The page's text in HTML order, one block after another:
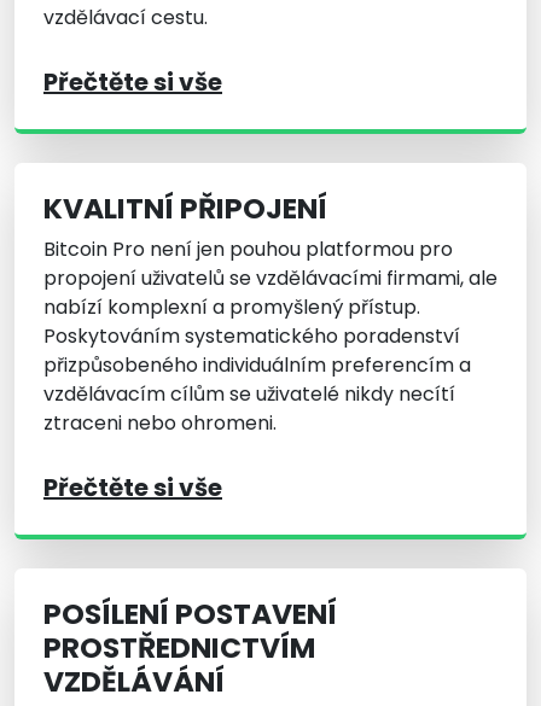
vzdělávací cestu.
Přečtěte si vše
KVALITNÍ PŘIPOJENÍ
Bitcoin Pro není jen pouhou platformou pro
propojení uživatelů se vzdělávacími firmami, ale
nabízí komplexní a promyšlený přístup.
Poskytováním systematického poradenství
přizpůsobeného individuálním preferencím a
vzdělávacím cílům se uživatelé nikdy necítí
ztraceni nebo ohromeni.
Přečtěte si vše
POSÍLENÍ POSTAVENÍ
PROSTŘEDNICTVÍM
VZDĚLÁVÁNÍ